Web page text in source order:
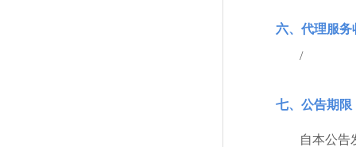
六、代理服
/
七、公告期限
自本公告